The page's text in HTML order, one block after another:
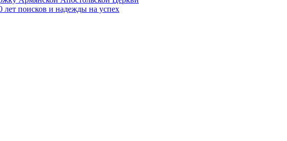
поисков и надежды на успех